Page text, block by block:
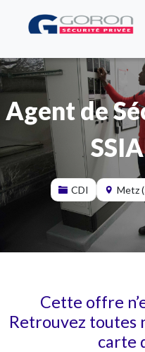
Agent de
CDI Metz
Cette offre
Retrouvez toutes
carte